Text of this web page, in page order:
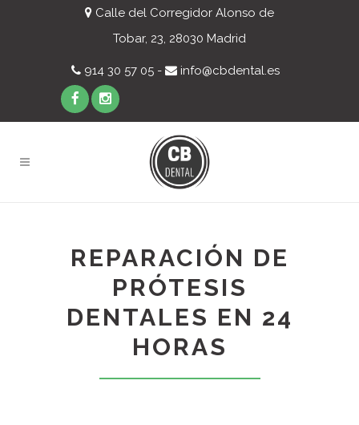
Calle del Corregidor Alonso de
Tobar, 23, 28030 Madrid
914 30 57 05 - info@cbdental.es
REPARACIÓN DE
PRÓTESIS
DENTALES EN 24
HORAS